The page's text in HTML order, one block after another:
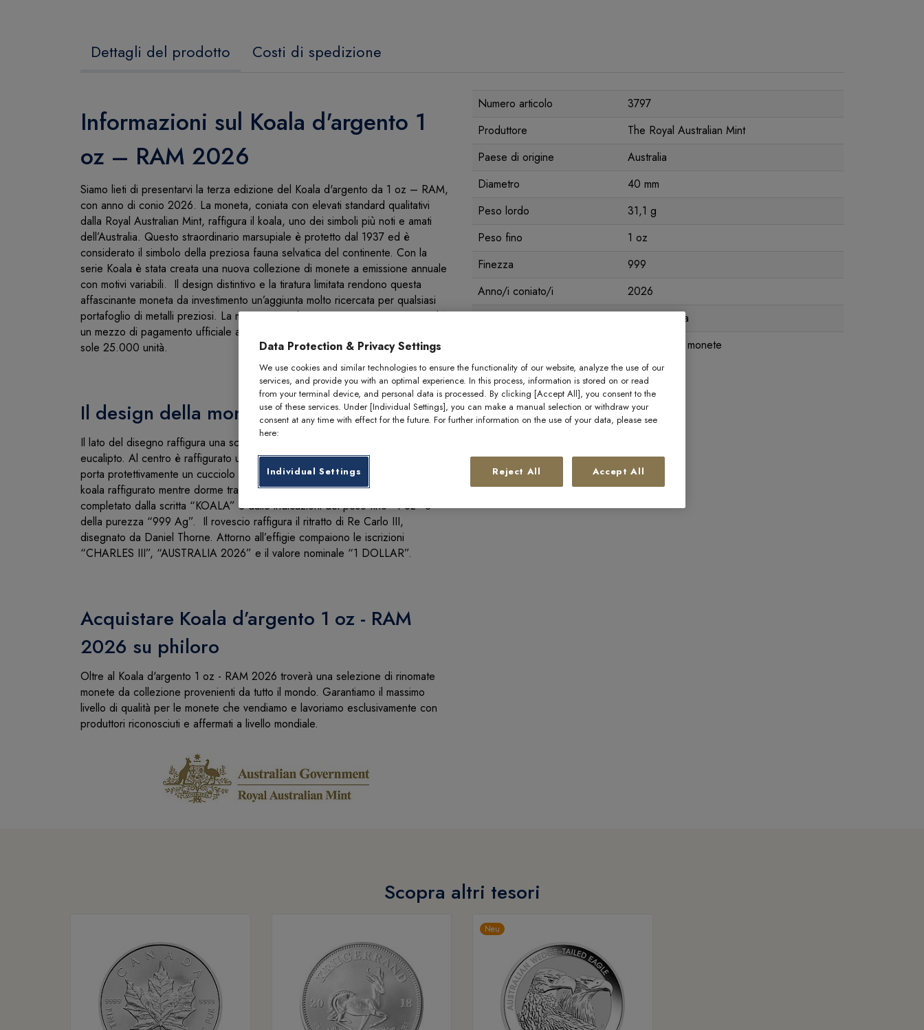
Dettagli del prodotto Costi di spedizione
Informazioni sul Koala d'argento 1
oz – RAM 2026
Siamo lieti di presentarvi la terza edizione del Koala d'argento da 1 oz – RAM,
con anno di conio 2026. La moneta, coniata con elevati standard qualitativi
dalla Royal Australian Mint, raffigura il koala, uno dei simboli più noti e amati
dell’Australia. Questo straordinario marsupiale è protetto dal 1937 ed è
considerato il simbolo della preziosa fauna selvatica del continente. Con la
serie Koala è stata creata una nuova collezione di monete a emissione annuale
con motivi variabili. Il design distintivo e la tiratura limitata rendono questa
affascinante moneta da investimento un’aggiunta molto ricercata per qualsiasi
portafoglio di metalli preziosi. La moneta è realizzata in argento puro 999 ed è
un mezzo di pagamento ufficiale australiano. La tiratura mondiale è limitata a
sole 25.000 unità.
Il design della moneta d’argento
Il lato del disegno raffigura una scena con koala tra le chiome di un albero di
eucalipto. Al centro è raffigurato un koala adulto aggrappato a un ramo, che
porta protettivamente un cucciolo sul dorso. Il motivo è completato da un altro
koala raffigurato mentre dorme tranquillamente tra i rami superiori. Il disegno è
completato dalla scritta “KOALA” e dalle indicazioni del peso fino “1 oz” e
della purezza “999 Ag”. Il rovescio raffigura il ritratto di Re Carlo III,
disegnato da Daniel Thorne. Attorno all’effigie compaiono le iscrizioni
“CHARLES III”, “AUSTRALIA 2026” e il valore nominale “1 DOLLAR”.
Acquistare Koala d’argento 1 oz - RAM
2026 su philoro
Oltre al Koala d'argento 1 oz - RAM 2026 troverà una selezione di rinomate
monete da collezione provenienti da tutto il mondo. Garantiamo il massimo
livello di qualità per le monete che vendiamo e lavoriamo esclusivamente con
produttori riconosciuti e affermati a livello mondiale.
Numero articolo
3797
Produttore
The Royal Australian Mint
Paese di origine
Australia
Diametro
40 mm
Peso lordo
31,1 g
Peso fino
1 oz
Finezza
999
Anno/i coniato/i
2026
Merce nuova
Capsula per monete
Scopra altri tesori
Neu
Data Protection & Privacy Settings
We use cookies and similar technologies to ensure the functionality of our website, analyze the use of our
services, and provide you with an optimal experience. In this process, information is stored on or read
from your terminal device, and personal data is processed. By clicking [Accept All], you consent to the
use of these services. Under [Individual Settings], you can make a manual selection or withdraw your
consent at any time with effect for the future. For further information on the use of your data, please see
here:
Individual Settings Reject All Accept All